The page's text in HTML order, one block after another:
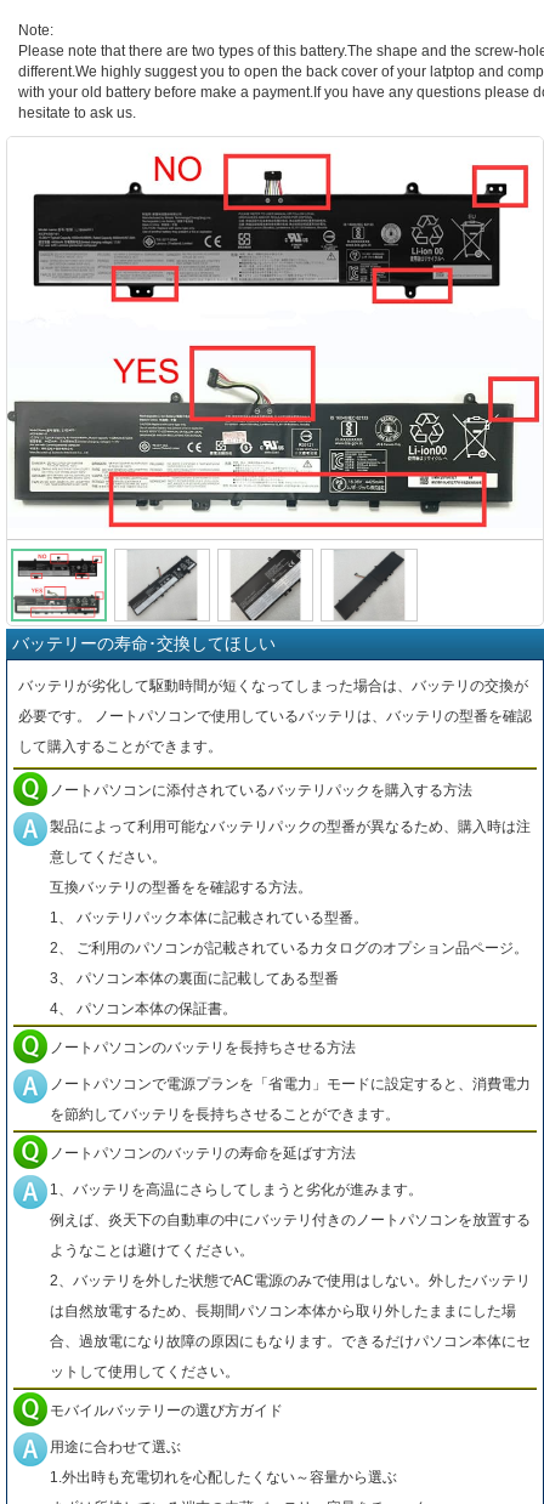
Note:
Please note that there are two types of this battery.The shape and the screw-
different.We highly suggest you to open the back cover of your latptop and
with your old battery before make a payment.If you have any questions please
hesitate to ask us.
バッテリーの寿命･交換してほしい
バッテリが劣化して駆動時間が短くなってしまった場合は、バッテリの交換が
必要です。 ノートパソコンで使用しているバッテリは、バッテリの型番を確認
して購入することができます。
ノートパソコンに添付されているバッテリパックを購入する方法
製品によって利用可能なバッテリパックの型番が異なるため、購入時は注
意してください。
互換バッテリの型番をを確認する方法。
1、 バッテリパック本体に記載されている型番。
2、 ご利用のパソコンが記載されているカタログのオプション品ページ。
3、 パソコン本体の裏面に記載してある型番
4、 パソコン本体の保証書。
ノートパソコンのバッテリを長持ちさせる方法
ノートパソコンで電源プランを「省電力」モードに設定すると、消費電力
を節約してバッテリを長持ちさせることができます。
ノートパソコンのバッテリの寿命を延ばす方法
1、バッテリを高温にさらしてしまうと劣化が進みます。
例えば、炎天下の自動車の中にバッテリ付きのノートパソコンを放置する
ようなことは避けてください。
2、バッテリを外した状態でAC電源のみで使用はしない。外したバッテリ
は自然放電するため、長期間パソコン本体から取り外したままにした場
合、過放電になり故障の原因にもなります。できるだけパソコン本体にセ
ットして使用してください。
モバイルバッテリーの選び方ガイド
用途に合わせて選ぶ
1.外出時も充電切れを心配したくない～容量から選ぶ